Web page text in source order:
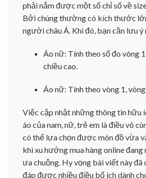
phải nắm được một số chỉ số về
Bởi chúng thường có kích thước
người châu Á. Khi đó, bạn cần lưu ý
Áo nữ: Tính theo số đo vòng
chiều cao.
Áo nữ: Tính theo vòng 1,
Việc cập nhật những thông tin hữu
áo của nam, nữ, trẻ em là điều vô
có thể lựa chọn được món đồ vừa
khi xu hướng mua hàng online
ưa chuộng. Hy vọng bài viết này đã
đáp được nhiều điều bổ ích dành